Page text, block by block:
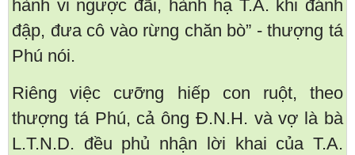
hành vi ngược đãi, hành hạ T.A. khi đánh
đập, đưa cô vào rừng chăn bò” - thượng tá
Phú nói.
Riêng việc cưỡng hiếp con ruột, theo
thượng tá Phú, cả ông Đ.N.H. và vợ là bà
L.T.N.D. đều phủ nhận lời khai của T.A.